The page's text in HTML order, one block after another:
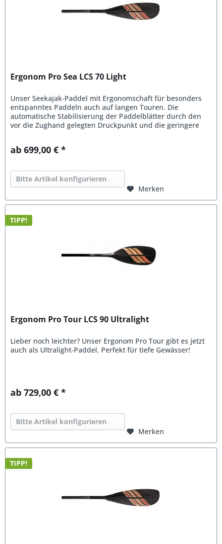
Ergonom Pro Sea LCS 70 Light
Unser Seekajak-Paddel mit Ergonomschaft für besonders
entspanntes Paddeln auch auf langen Touren. Die
automatische Stabilisierung der Paddelblätter durch den
vor die Zughand gelegten Druckpunkt und die geringere
ab 699,00 € *
Bitte Artikel konfigurieren
Merken
TIPP!
Ergonom Pro Tour LCS 90 Ultralight
Lieber noch leichter? Unser Ergonom Pro Tour gibt es jetzt
auch als Ultralight-Paddel. Perfekt für tiefe Gewässer!
ab 729,00 € *
Bitte Artikel konfigurieren
Merken
TIPP!